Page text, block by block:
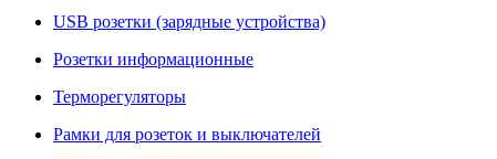
USB розетки (зарядные устройства)
Розетки информационные
Терморегуляторы
Рамки для розеток и выключателей